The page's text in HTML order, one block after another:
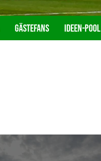
Gästefans Ideen-Pool